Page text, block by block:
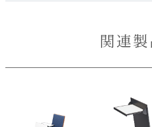
関連